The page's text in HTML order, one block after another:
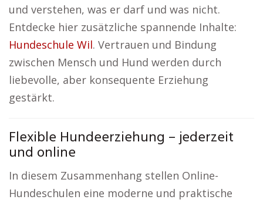
und verstehen, was er darf und was nicht.
Entdecke hier zusätzliche spannende Inhalte:
Hundeschule Wil. Vertrauen und Bindung
zwischen Mensch und Hund werden durch
liebevolle, aber konsequente Erziehung
gestärkt.
Flexible Hundeerziehung – jederzeit
und online
In diesem Zusammenhang stellen Online-
Hundeschulen eine moderne und praktische